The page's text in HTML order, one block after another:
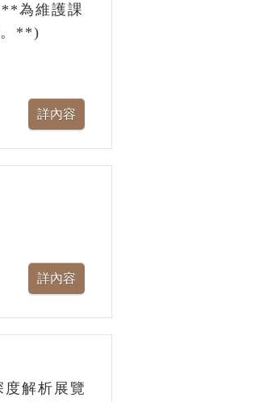
為維護課
。**)
解析展覽